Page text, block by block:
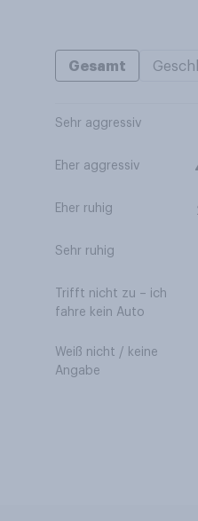
Gesamt
Sehr aggressiv
Eher aggressiv
Eher ruhig
Sehr ruhig
Trifft nicht zu – ich
fahre kein Auto
Weiß nicht / keine
Angabe